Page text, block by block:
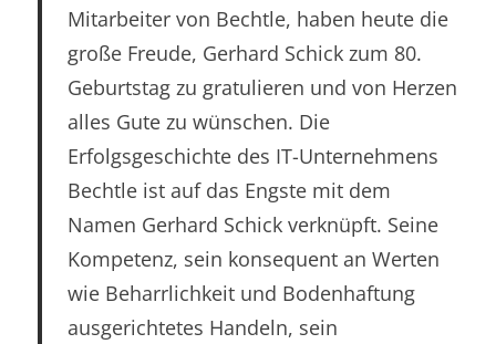
Mitarbeiter von Bechtle, haben heute die
große Freude, Gerhard Schick zum 80.
Geburtstag zu gratulieren und von Herzen
alles Gute zu wünschen. Die
Erfolgsgeschichte des IT-Unternehmens
Bechtle ist auf das Engste mit dem
Namen Gerhard Schick verknüpft. Seine
Kompetenz, sein konsequent an Werten
wie Beharrlichkeit und Bodenhaftung
ausgerichtetes Handeln, sein